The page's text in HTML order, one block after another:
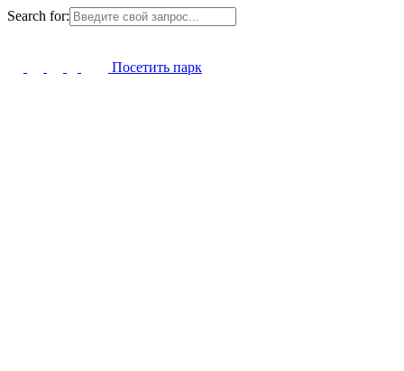
Search for:
Посетить парк